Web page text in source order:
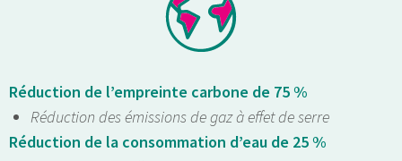
Réduction de l’empreinte carbone de 75 %
Réduction des émissions de gaz à effet de serre
Réduction de la consommation d’eau de 25 %